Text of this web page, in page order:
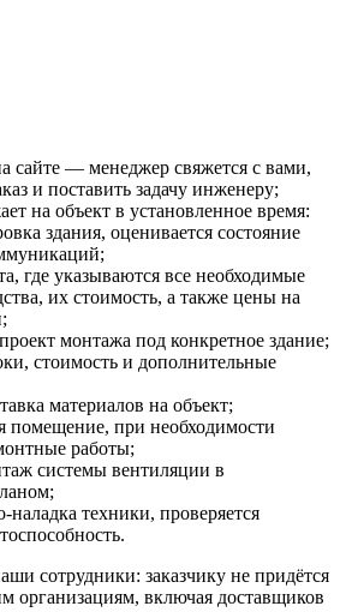
сайте — менеджер свяжется с вами,
и поставить задачу инженеру;
на объект в установленное время:
здания, оценивается состояние
где указываются все необходимые
их стоимость, а также цены на
монтажа под конкретное здание;
стоимость и дополнительные
материалов на объект;
помещение, при необходимости
работы;
системы вентиляции в
наладка техники, проверяется
сотрудники: заказчику не придётся
организациям, включая доставщиков